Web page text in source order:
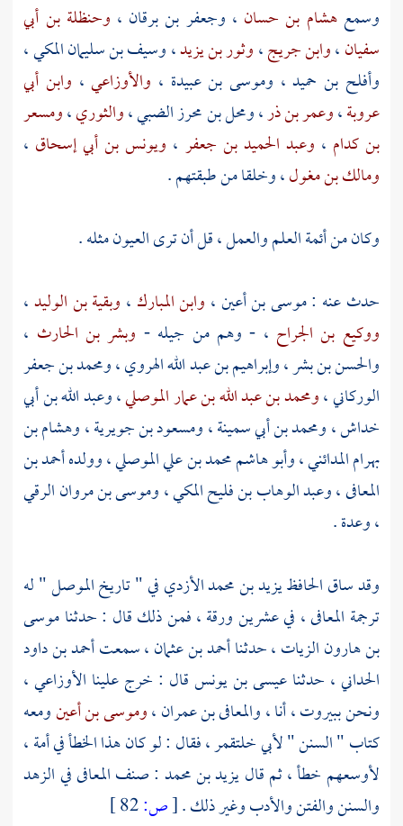
وسمعهشام بن حسان ، وجعفر بن برقان ، وحنظلة بن أبي
سفيان،وابن جريج،وثور بن يزيد،وسيف بن سليمان المكي،
وأفلح بن حميد ، وموسى بن عبيدة ، والأوزاعي ، وابن أبي
عروبة،وعمر بن ذر،ومحل بن محرز الضبي،والثوري،ومسعر
بن كدام ، وعبد الحميد بن جعفر ، ويونس بن أبي إسحاق ،
ومالك بن مغول، وخلقا من طبقتهم .
وكان من أئمة العلم والعمل ، قل أن ترى العيون مثله .
حدث عنه :موسى بن أعين، وابن المبارك ، وبقية بن الوليد،
ووكيع بن الجراح ، - وهم من جيله - وبشر بن الحارث ،
والحسن بن بشر،وإبراهيم بن عبد الله الهروي،ومحمد بن جعفر
الوركاني،ومحمد بن عبد الله بن عمار الموصلي،وعبد الله بن أبي
خداش،ومحمد بن أبي سمينة،ومسعود بن جويرية،وهشام بن
بهرام المدائني،وأبو هاشم محمد بن علي الموصلي، وولدهأحمد بن
المعافى،وعبد الوهاب بن فليح المكي،وموسى بن مروان الرقي
، وعدة .
وقد ساقالحافظ يزيد بن محمد الأزديفي " تاريخالموصل" له
ترجمة المعافى، في عشرين ورقة ، فمن ذلك قال : حدثناموسى
بن هارون الزيات، حدثناأحمد بن عثمان، سمعتأحمد بن داود
الحداني، حدثناعيسى بن يونسقال : خرج علينا الأوزاعي،
ونحنببيروت، أنا ،والمعافى بن عمران،وموسى بن أعينومعه
كتاب " السنن "لأبي خلتقمر، فقال : لو كان هذا الخطأ في أمة ،
لأوسعهم خطأ ، ثم قاليزيد بن محمد : صنفالمعافىفي الزهد
والسنن والفتن والأدب وغير ذلك .[ص: